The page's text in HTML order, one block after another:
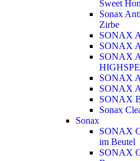
Sweet
Sonax
Zirbe
SONAX
SONAX
SONAX
SONAX
SONAX
SONAX
Sonax
Sonax
SONAX
im Beutel
SONAX